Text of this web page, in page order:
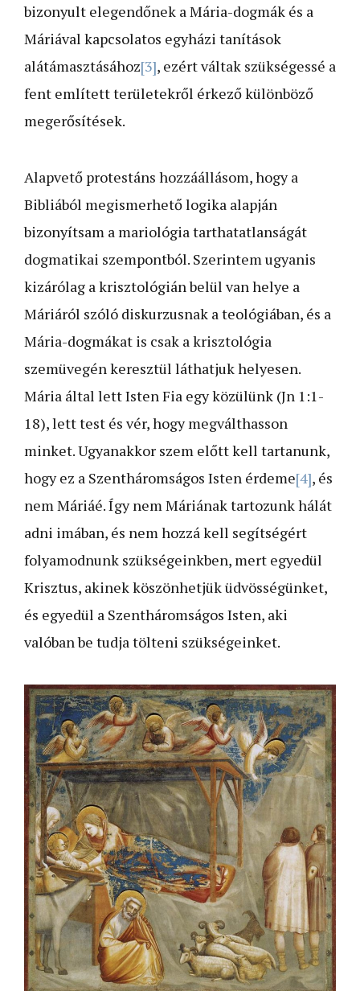
bizonyult elegendőnek a Mária-dogmák és a
Máriával kapcsolatos egyházi tanítások
alátámasztásához[3], ezért váltak szükségessé a
fent említett területekről érkező különböző
megerősítések.
Alapvető protestáns hozzáállásom, hogy a
Bibliából megismerhető logika alapján
bizonyítsam a mariológia tarthatatlanságát
dogmatikai szempontból. Szerintem ugyanis
kizárólag a krisztológián belül van helye a
Máriáról szóló diskurzusnak a teológiában, és a
Mária-dogmákat is csak a krisztológia
szemüvegén keresztül láthatjuk helyesen.
Mária által lett Isten Fia egy közülünk (Jn 1:1-
18), lett test és vér, hogy megválthasson
minket. Ugyanakkor szem előtt kell tartanunk,
hogy ez a Szentháromságos Isten érdeme[4], és
nem Máriáé. Így nem Máriának tartozunk hálát
adni imában, és nem hozzá kell segítségért
folyamodnunk szükségeinkben, mert egyedül
Krisztus, akinek köszönhetjük üdvösségünket,
és egyedül a Szentháromságos Isten, aki
valóban be tudja tölteni szükségeinket.